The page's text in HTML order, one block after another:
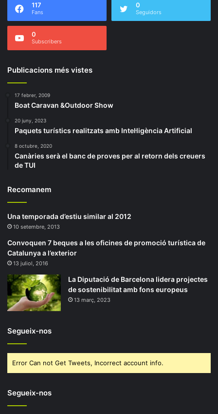
117
Fans
0
Seguidors
0
Subscribers
Publicacions més vistes
17 febrer, 2009
Boat Caravan &Outdoor Show
20 juny, 2023
Paquets turístics realitzats amb Intel·ligència Artificial
8 octubre, 2020
Canàries serà el banc de proves per al retorn dels creuers
de TUI
Recomanem
Una temporada d’estiu similar al 2012
10 setembre, 2013
Convoquen 7 beques a les oficines de promoció turística de
Catalunya a l’exterior
13 juliol, 2016
La Diputació de Barcelona lidera projectes
de sostenibilitat amb fons europeus
13 març, 2023
Segueix-nos
Error Can not Get Tweets, Incorrect account info.
Segueix-nos